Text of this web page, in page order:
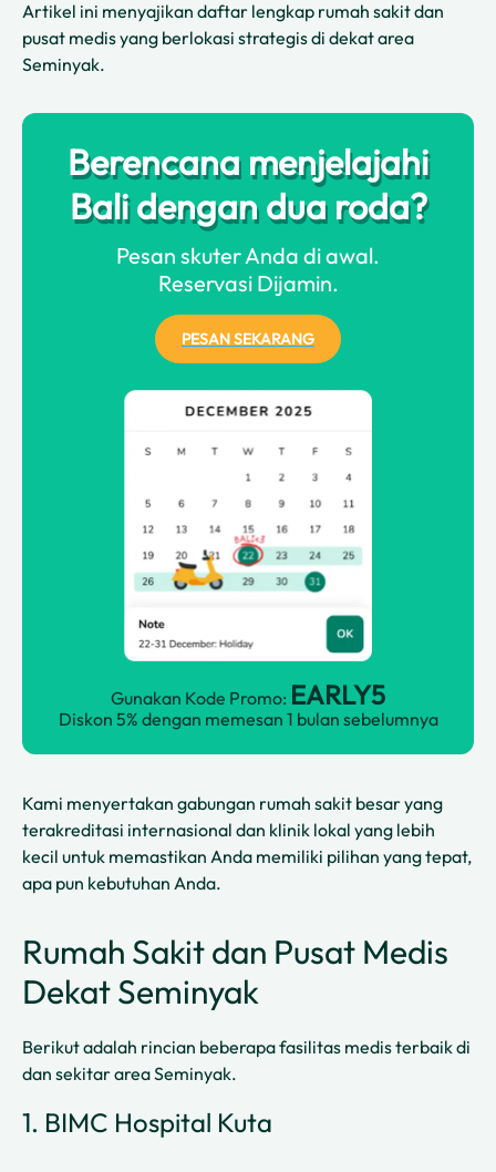
Artikel ini menyajikan daftar lengkap rumah sakit dan
pusat medis yang berlokasi strategis di dekat area
Seminyak.
Berencana menjelajahi
Bali dengan dua roda?
Pesan skuter Anda di awal.
Reservasi Dijamin.
PESAN SEKARANG
Gunakan Kode Promo: EARLY5
Diskon 5% dengan memesan 1 bulan sebelumnya
Kami menyertakan gabungan rumah sakit besar yang
terakreditasi internasional dan klinik lokal yang lebih
kecil untuk memastikan Anda memiliki pilihan yang tepat,
apa pun kebutuhan Anda.
Rumah Sakit dan Pusat Medis
Dekat Seminyak
Berikut adalah rincian beberapa fasilitas medis terbaik di
dan sekitar area Seminyak.
1. BIMC Hospital Kuta